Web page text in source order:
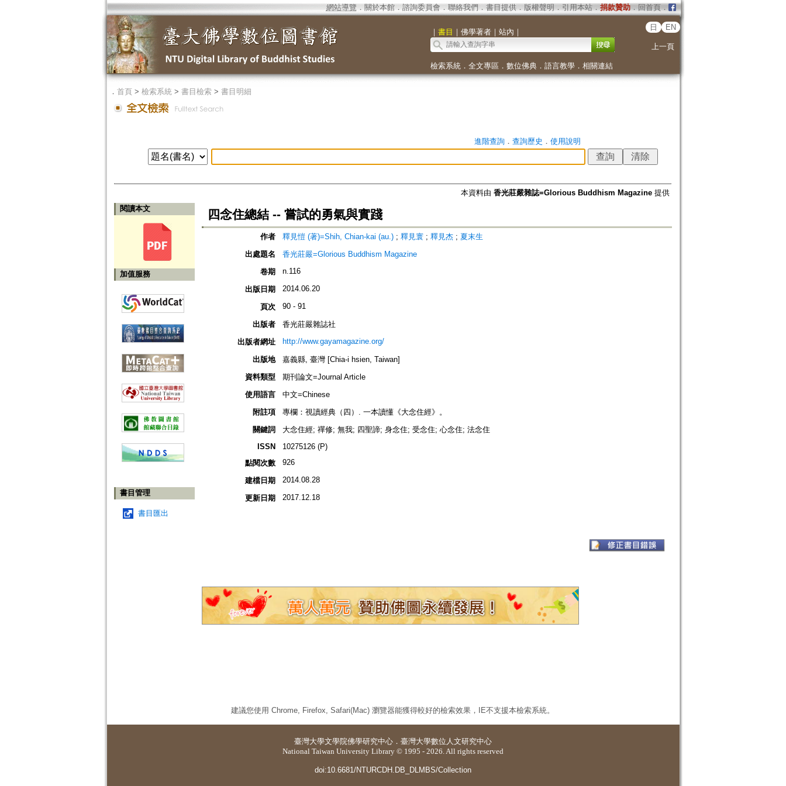
網站導覽 ． 關於本館． 諮詢委員會． 聯絡我們 ． 書目提供． 版權聲明 ． 引用本站． 捐款贊助．回首頁．
｜ 書目 ｜ 佛學著者｜ 站內 ｜
日 EN
上一頁
檢索系統． 全文專區 ． 數位佛典． 語言教學． 相關連結
． 首頁> 檢索系統> 書目檢索> 書目明細
進階查詢． 查詢歷史 ． 使用說明
本資料由 香光莊嚴雜誌=Glorious Buddhism Magazine提供
閱讀本文
加值服務
書目管理
書目匯出
四念住總結 -- 嘗試的勇氣與實踐
作者 釋見愷 (著)=Shih, Chian-kai (au.); 釋見寰; 釋見杰; 夏末生
出處題名
香光莊嚴=Glorious Buddhism Magazine
卷期
n.116
出版日期 2014.06.20
頁次 90 - 91
出版者
香光莊嚴雜誌社
出版者網址
http://www.gayamagazine.org/
出版地
嘉義縣, 臺灣 [Chia-i hsien, Taiwan]
資料類型
期刊論文=Journal Article
使用語言
中文=Chinese
附註項
專欄：視讀經典（四）. 一本讀懂《大念住經》。
關鍵詞
大念住經; 禪修; 無我; 四聖諦; 身念住; 受念住; 心念住; 法念住
ISSN
10275126 (P)
點閱次數
926
建檔日期 2014.08.28
更新日期 2017.12.18
建議您使用 Chrome, Firefox, Safari(Mac) 瀏覽器能獲得較好的檢索效果，IE不支援本檢索系統。
臺灣大學文學院佛學研究中心 ． 臺灣大學數位人文研究中心
National Taiwan University Library © 1995 - 2026. All rights reserved
doi:10.6681/NTURCDH.DB_DLMBS/Collection